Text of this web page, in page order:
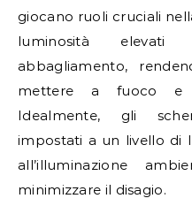
giocano ruoli cruciali
luminosità
abbagliamento,
mettere a fuoco e
Idealmente, gli
impostati a un livello di
all’illuminazione
minimizzare il disagio.